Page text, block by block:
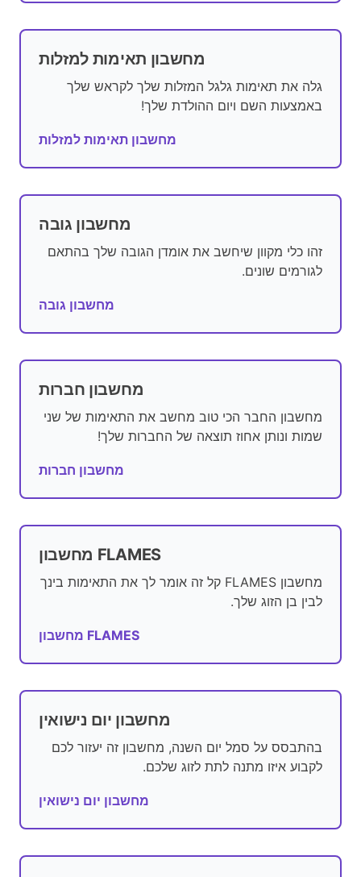
מחשבון תאימות למזלות
גלה את תאימות גלגל המזלות שלך לקראש שלך
באמצעות השם ויום ההולדת שלך!
מחשבון תאימות למזלות
מחשבון גובה
זהו כלי מקוון שיחשב את אומדן הגובה שלך בהתאם
לגורמים שונים.
מחשבון גובה
מחשבון חברות
מחשבון החבר הכי טוב מחשב את התאימות של שני
שמות ונותן אחוז תוצאה של החברות שלך!
מחשבון חברות
מחשבון FLAMES
מחשבון FLAMES קל זה אומר לך את התאימות בינך
לבין בן הזוג שלך.
מחשבון FLAMES
מחשבון יום נישואין
בהתבסס על סמל יום השנה, מחשבון זה יעזור לכם
לקבוע איזו מתנה לתת לזוג שלכם.
מחשבון יום נישואין